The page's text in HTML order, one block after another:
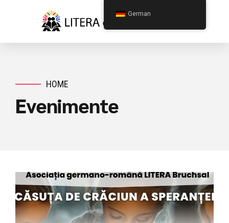
HOME
Evenimente
German